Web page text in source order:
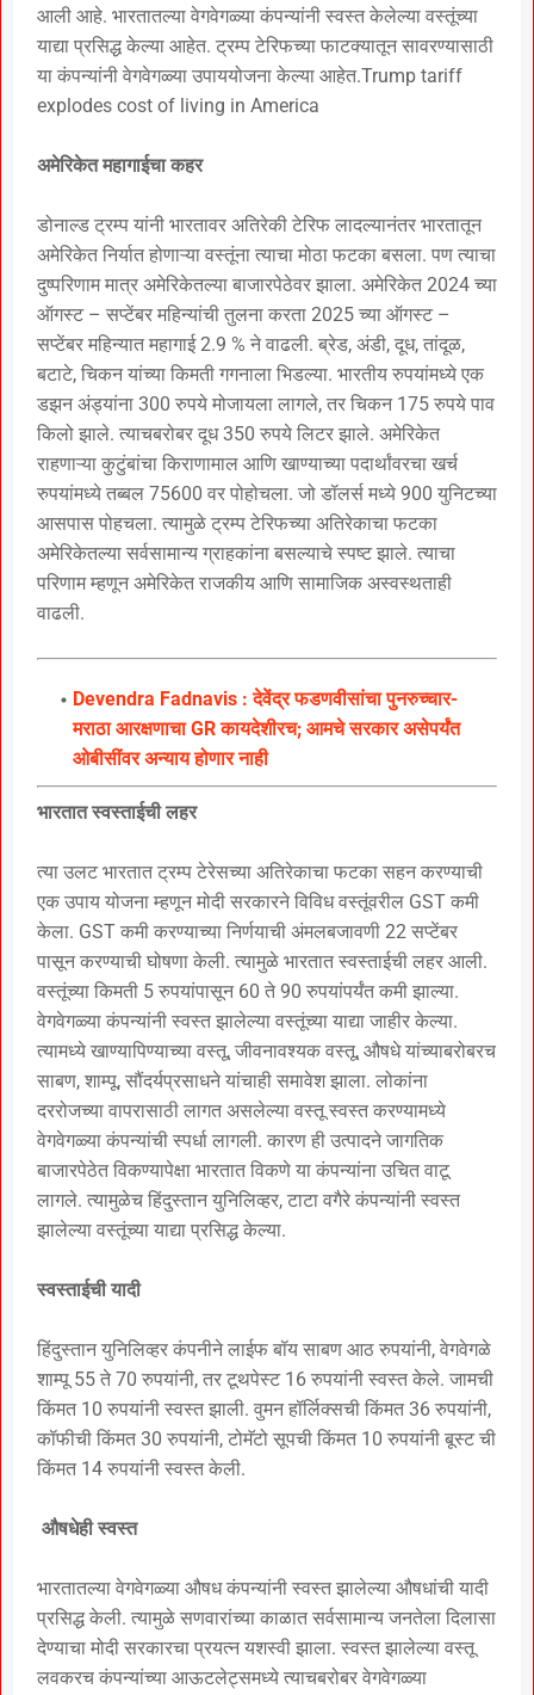
आली आहे. भारतातल्या वेगवेगळ्या कंपन्यांनी स्वस्त केलेल्या वस्तूंच्या
याद्या प्रसिद्ध केल्या आहेत. ट्रम्प टेरिफच्या फाटक्यातून सावरण्यासाठी
या कंपन्यांनी वेगवेगळ्या उपाययोजना केल्या आहेत.Trump tariff
explodes cost of living in America
अमेरिकेत महागाईचा कहर
डोनाल्ड ट्रम्प यांनी भारतावर अतिरेकी टेरिफ लादल्यानंतर भारतातून
अमेरिकेत निर्यात होणाऱ्या वस्तूंना त्याचा मोठा फटका बसला. पण त्याचा
दुष्परिणाम मात्र अमेरिकेतल्या बाजारपेठेवर झाला. अमेरिकेत 2024 च्या
ऑगस्ट – सप्टेंबर महिन्यांची तुलना करता 2025 च्या ऑगस्ट –
सप्टेंबर महिन्यात महागाई 2.9 % ने वाढली. ब्रेड, अंडी, दूध, तांदूळ,
बटाटे, चिकन यांच्या किमती गगनाला भिडल्या. भारतीय रुपयांमध्ये एक
डझन अंड्यांना 300 रुपये मोजायला लागले, तर चिकन 175 रुपये पाव
किलो झाले. त्याचबरोबर दूध 350 रुपये लिटर झाले. अमेरिकेत
राहणाऱ्या कुटुंबांचा किराणामाल आणि खाण्याच्या पदार्थांवरचा खर्च
रुपयांमध्ये तब्बल 75600 वर पोहोचला. जो डॉलर्स मध्ये 900 युनिटच्या
आसपास पोहचला. त्यामुळे ट्रम्प टेरिफच्या अतिरेकाचा फटका
अमेरिकेतल्या सर्वसामान्य ग्राहकांना बसल्याचे स्पष्ट झाले. त्याचा
परिणाम म्हणून अमेरिकेत राजकीय आणि सामाजिक अस्वस्थताही
वाढली.
Devendra Fadnavis : देवेंद्र फडणवीसांचा पुनरुच्चार-
मराठा आरक्षणाचा GR कायदेशीरच; आमचे सरकार असेपर्यंत
ओबीसींवर अन्याय होणार नाही
भारतात स्वस्ताईची लहर
त्या उलट भारतात ट्रम्प टेरेसच्या अतिरेकाचा फटका सहन करण्याची
एक उपाय योजना म्हणून मोदी सरकारने विविध वस्तूंवरील GST कमी
केला. GST कमी करण्याच्या निर्णयाची अंमलबजावणी 22 सप्टेंबर
पासून करण्याची घोषणा केली. त्यामुळे भारतात स्वस्ताईची लहर आली.
वस्तूंच्या किमती 5 रुपयांपासून 60 ते 90 रुपयांपर्यंत कमी झाल्या.
वेगवेगळ्या कंपन्यांनी स्वस्त झालेल्या वस्तूंच्या याद्या जाहीर केल्या.
त्यामध्ये खाण्यापिण्याच्या वस्तू, जीवनावश्यक वस्तू, औषधे यांच्याबरोबरच
साबण, शाम्पू, सौंदर्यप्रसाधने यांचाही समावेश झाला. लोकांना
दररोजच्या वापरासाठी लागत असलेल्या वस्तू स्वस्त करण्यामध्ये
वेगवेगळ्या कंपन्यांची स्पर्धा लागली. कारण ही उत्पादने जागतिक
बाजारपेठेत विकण्यापेक्षा भारतात विकणे या कंपन्यांना उचित वाटू
लागले. त्यामुळेच हिंदुस्तान युनिलिव्हर, टाटा वगैरे कंपन्यांनी स्वस्त
झालेल्या वस्तूंच्या याद्या प्रसिद्ध केल्या.
स्वस्ताईची यादी
हिंदुस्तान युनिलिव्हर कंपनीने लाईफ बॉय साबण आठ रुपयांनी, वेगवेगळे
शाम्पू 55 ते 70 रुपयांनी, तर टूथपेस्ट 16 रुपयांनी स्वस्त केले. जामची
किंमत 10 रुपयांनी स्वस्त झाली. वुमन हॉर्लिक्सची किंमत 36 रुपयांनी,
कॉफीची किंमत 30 रुपयांनी, टोमॅटो सूपची किंमत 10 रुपयांनी बूस्ट ची
किंमत 14 रुपयांनी स्वस्त केली.
औषधेही स्वस्त
भारतातल्या वेगवेगळ्या औषध कंपन्यांनी स्वस्त झालेल्या औषधांची यादी
प्रसिद्ध केली. त्यामुळे सणवारांच्या काळात सर्वसामान्य जनतेला दिलासा
देण्याचा मोदी सरकारचा प्रयत्न यशस्वी झाला. स्वस्त झालेल्या वस्तू
लवकरच कंपन्यांच्या आऊटलेट्समध्ये त्याचबरोबर वेगवेगळ्या